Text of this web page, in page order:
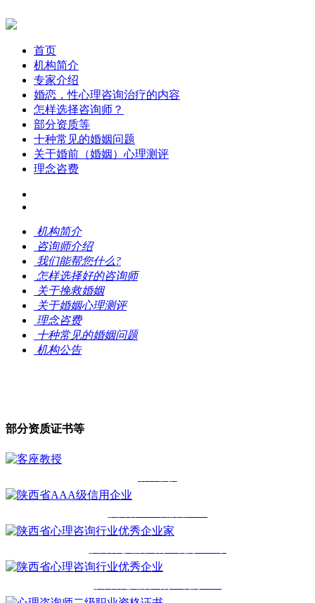
首页
机构简介
专家介绍
婚恋，性心理咨询治疗的内容
怎样选择咨询师？
部分资质等
十种常见的婚姻问题
关于婚前（婚姻）心理测评
理念咨费
机构简介
咨询师介绍
我们能帮您什么?
怎样选择好的咨询师
关于挽救婚姻
关于婚姻心理测评
理念咨费
十种常见的婚姻问题
机构公告
部分资质证书等